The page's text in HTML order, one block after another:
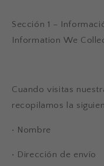
Sección 1 –
Information We
Cuando visitas
recopilamos la
• Nombre
• Dirección de envío